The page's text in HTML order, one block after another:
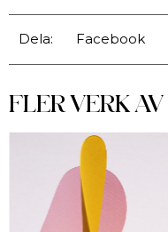
Dela: Facebook
FLER VERK AV